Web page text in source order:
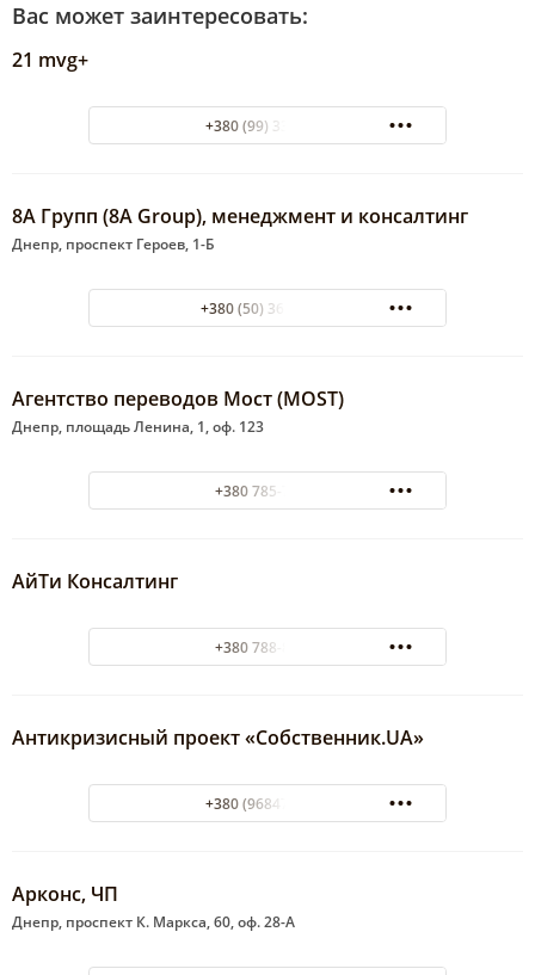
Вас может заинтересовать:
21 mvg+
+380 (99) 3328809
8А Групп (8A Group), менеджмент и консалтинг
Днепр, проспект Героев, 1-Б
+380 (50) 361-66-50
Агентство переводов Мост (MOST)
Днепр, площадь Ленина, 1, оф. 123
+380 785-79-22
АйТи Консалтинг
+380 788-89-16
Антикризисный проект «Собственник.UA»
+380 (96847) 8171
Арконс, ЧП
Днепр, проспект К. Маркса, 60, оф. 28-А